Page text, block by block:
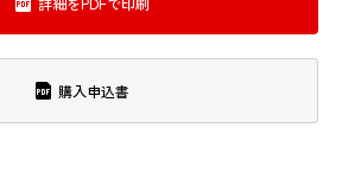
購入申込書